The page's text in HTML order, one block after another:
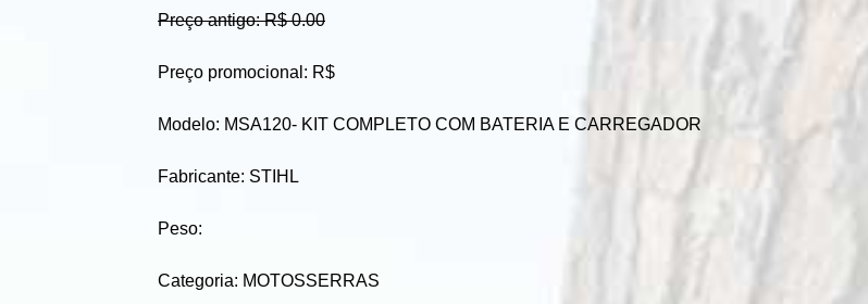
Preço antigo: R$ 0.00
Preço promocional: R$
Modelo: MSA120- KIT COMPLETO COM BATERIA E CARREGADOR
Fabricante: STIHL
Peso:
Categoria: MOTOSSERRAS